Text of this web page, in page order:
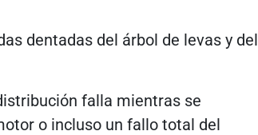
dentadas del árbol de levas y del
falla mientras se
o incluso un fallo total del